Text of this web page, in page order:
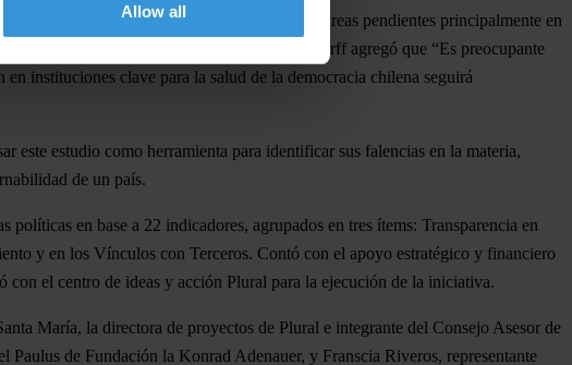
Allow all
evaluadas, “A todos les quedan muchas tareas pendientes principalmente en
ideas y acción Plural, Jeanette Von Wolfersdorff agregó que “Es preocupante
instituciones clave para la salud de la democracia chilena seguirá
estudio como herramienta para identificar sus falencias en la materia,
de un país.
en base a 22 indicadores, agrupados en tres ítems: Transparencia en
y en los Vínculos con Terceros. Contó con el apoyo estratégico y financiero
el centro de ideas y acción Plural para la ejecución de la iniciativa.
María, la directora de proyectos de Plural e integrante del Consejo Asesor de
de Fundación la Konrad Adenauer, y Franscia Riveros, representante